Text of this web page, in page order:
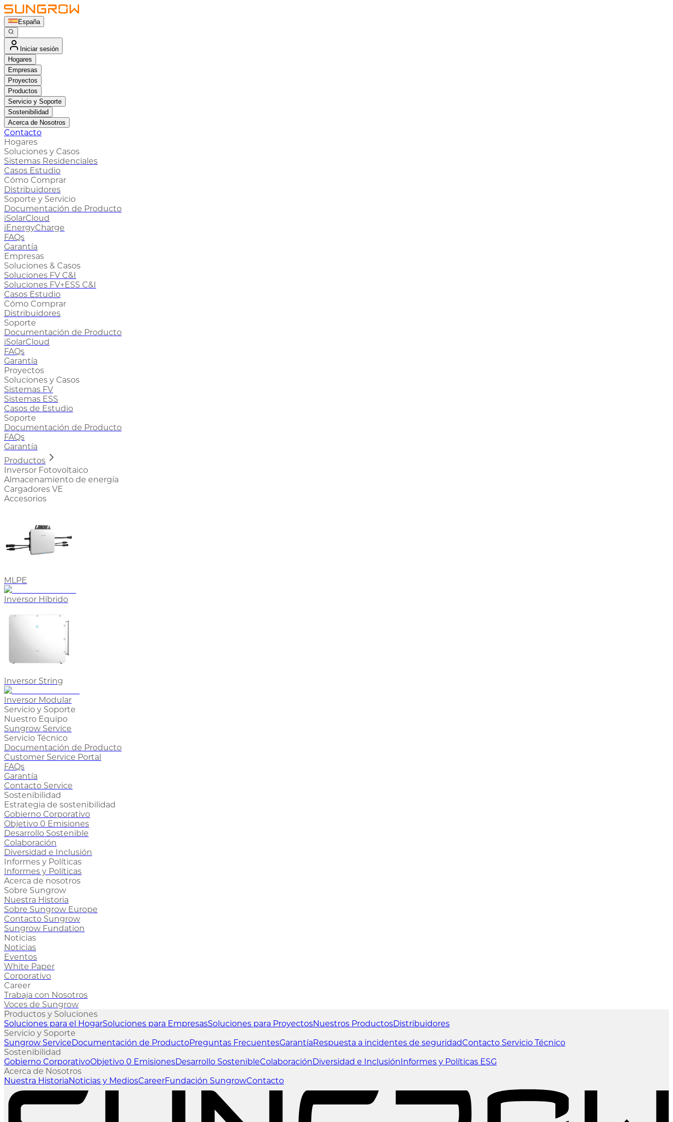
España
Iniciar sesión
Hogares
Empresas
Proyectos
Productos
Servicio y Soporte
Sostenibilidad
Acerca de Nosotros
Contacto
Hogares
Soluciones y Casos
Sistemas Residenciales
Casos Estudio
Cómo Comprar
Distribuidores
Soporte y Servicio
Documentación de Producto
iSolarCloud
iEnergyCharge
FAQs
Garantía
Empresas
Soluciones & Casos
Soluciones FV C&I
Soluciones FV+ESS C&I
Casos Estudio
Cómo Comprar
Distribuidores
Soporte
Documentación de Producto
iSolarCloud
FAQs
Garantía
Proyectos
Soluciones y Casos
Sistemas FV
Sistemas ESS
Casos de Estudio
Soporte
Documentación de Producto
FAQs
Garantía
Productos
Inversor Fotovoltaico
Almacenamiento de energía
Cargadores VE
Accesorios
MLPE
Inversor Híbrido
Inversor String
Inversor Modular
Servicio y Soporte
Nuestro Equipo
Sungrow Service
Servicio Técnico
Documentación de Producto
Customer Service Portal
FAQs
Garantía
Contacto Service
Sostenibilidad
Estrategia de sostenibilidad
Gobierno Corporativo
Objetivo 0 Emisiones
Desarrollo Sostenible
Colaboración
Diversidad e Inclusión
Informes y Políticas
Informes y Políticas
Acerca de nosotros
Sobre Sungrow
Nuestra Historia
Sobre Sungrow Europe
Contacto Sungrow
Sungrow Fundation
Noticias
Noticias
Eventos
White Paper
Corporativo
Career
Trabaja con Nosotros
Voces de Sungrow
Productos y Soluciones
Soluciones para el HogarSoluciones para EmpresasSoluciones para ProyectosNuestros ProductosDistribuidores
Servicio y Soporte
Sungrow ServiceDocumentación de ProductoPreguntas FrecuentesGarantíaRespuesta a incidentes de seguridadContacto Servicio Técnico
Sostenibilidad
Gobierno CorporativoObjetivo 0 EmisionesDesarrollo SostenibleColaboraciónDiversidad e InclusiónInformes y Políticas ESG
Acerca de Nosotros
Nuestra HistoriaNoticias y MediosCareerFundación SungrowContacto